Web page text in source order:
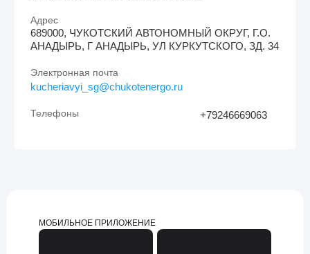
Адрес
689000, ЧУКОТСКИЙ АВТОНОМНЫЙ ОКРУГ, Г.О.
АНАДЫРЬ, Г АНАДЫРЬ, УЛ КУРКУТСКОГО, ЗД. 34
Электронная почта
kucheriavyi_sg@chukotenergo.ru
Телефоны +79246669063
МОБИЛЬНОЕ ПРИЛОЖЕНИЕ